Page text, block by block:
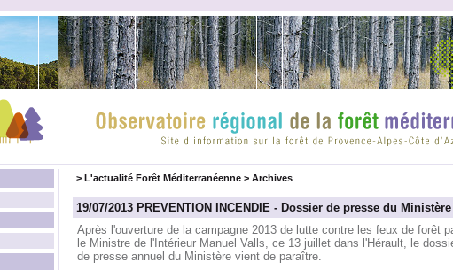
> L'actualité Forêt Méditerranéenne> Archives
19/07/2013 PREVENTION INCENDIE - Dossier de presse du
Après l'ouverture de la campagne 2013 de lutte contre les feux de forêt
le Ministre de l'Intérieur Manuel Valls, ce 13 juillet dans l'Hérault, le
de presse annuel du Ministère vient de paraître.